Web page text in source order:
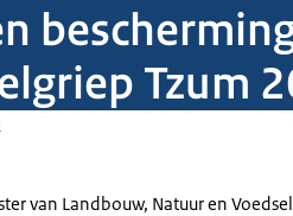
Tzum
van Landbouw, Natuur en